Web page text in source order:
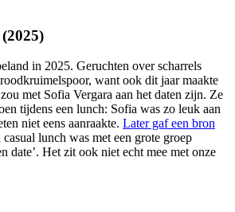
in 2025. Geruchten over scharrels
want ook dit jaar maakte
met Sofia Vergara aan het daten zijn. Ze
tijdens een lunch: Sofia was zo leuk aan
niet eens aanraakte. Later gaf een bron
lunch was met een grote groep
date’. Het zit ook niet echt mee met onze